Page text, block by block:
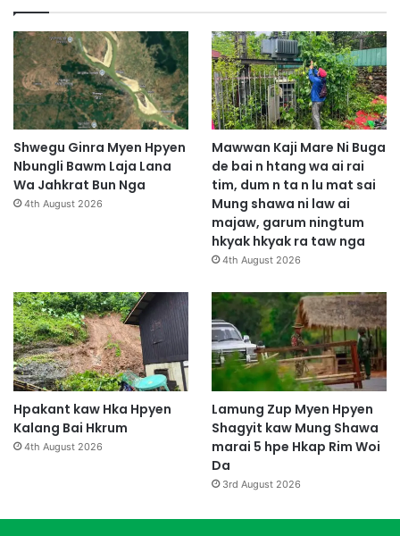
W
a
D
u
S
h
a
r
a
J
a
t
N
g
a
Shwegu Ginra Myen Hpyen
Nbungli Bawm Laja Lana
Wa Jahkrat Bun Nga
4th August 2026
Mawwan Kaji Mare Ni Buga
de bai n htang wa ai rai
tim, dum n ta n lu mat sai
Mung shawa ni law ai
majaw, garum ningtum
hkyak hkyak ra taw nga
4th August 2026
Hpakant kaw Hka Hpyen
Kalang Bai Hkrum
4th August 2026
Lamung Zup Myen Hpyen
Shagyit kaw Mung Shawa
marai 5 hpe Hkap Rim Woi
Da
3rd August 2026